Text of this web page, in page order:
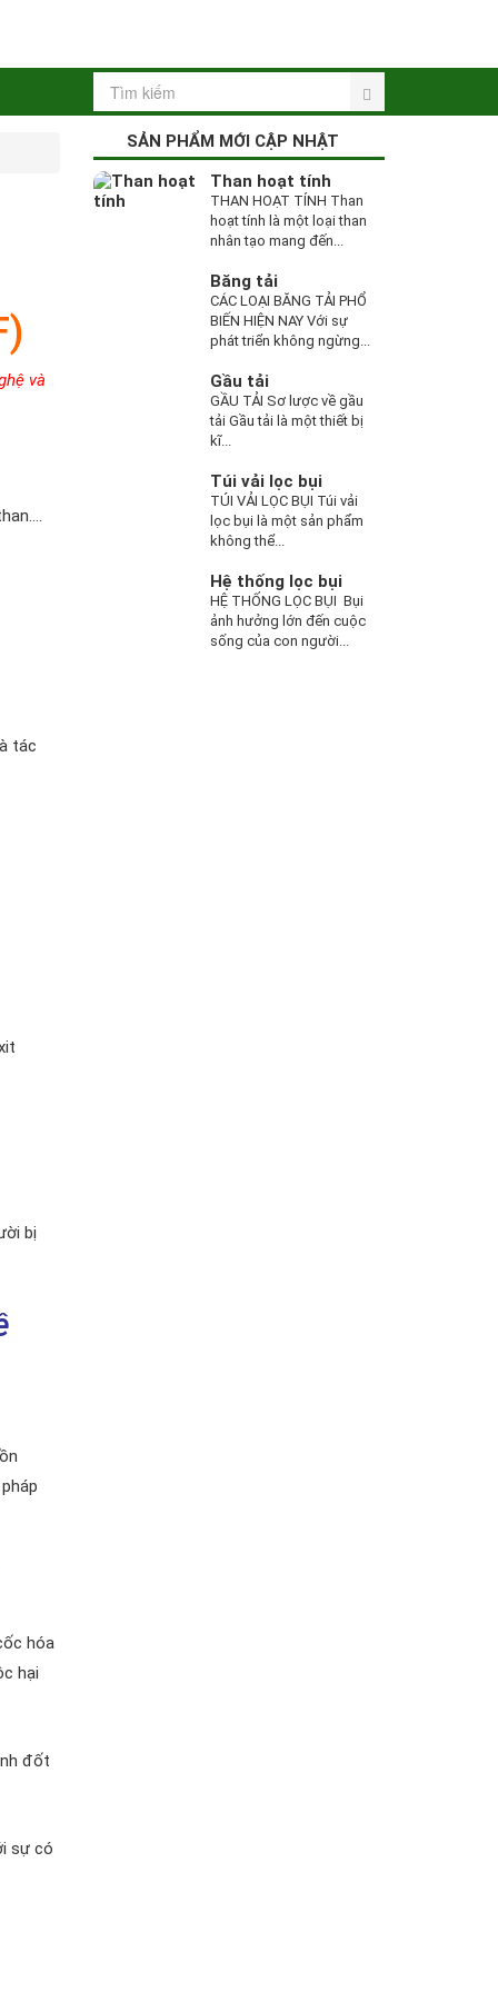
và
tác
bị
hóa
hại
đốt
sự có
SẢN PHẨM MỚI CẬP NHẬT
Than hoạt tính
THAN HOẠT TÍNH Than
hoạt tính là một loại than
nhân tạo mang đến...
Băng tải
CÁC LOẠI BĂNG TẢI PHỔ
BIẾN HIỆN NAY Với sự
phát triển không ngừng...
Gầu tải
GẦU TẢI Sơ lược về gầu
tải Gầu tải là một thiết bị
kĩ...
Túi vải lọc bụi
TÚI VẢI LỌC BỤI Túi vải
lọc bụi là một sản phẩm
không thể...
Hệ thống lọc bụi
HỆ THỐNG LỌC BỤI Bụi
ảnh hưởng lớn đến cuộc
sống của con người...